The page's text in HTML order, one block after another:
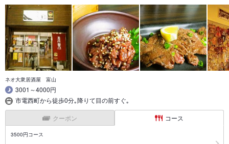
ネオ大衆居酒屋 富山
3001～4000円
市電西町から徒歩0分｡降りて目の前すぐ｡
クーポン コース
3500円コース